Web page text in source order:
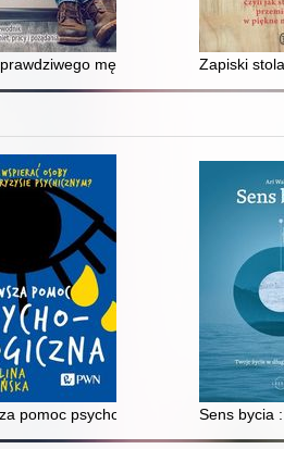
mężczyzny : duchowy
Zapiski
pomoc psychologiczna : jak wspierać
Sens bycia